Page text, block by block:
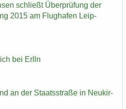
schließt Über­prü­fung der
2015 am Flug­ha­fen Leip­
bei Erlln
an der Staats­stra­ße in Neu­kir­